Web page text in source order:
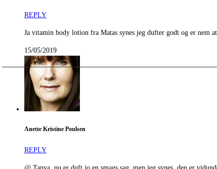
REPLY
Ja vitamin body lotion fra Matas synes jeg dufter godt og er nem
15/05/2019
Anette Kristine Poulsen
REPLY